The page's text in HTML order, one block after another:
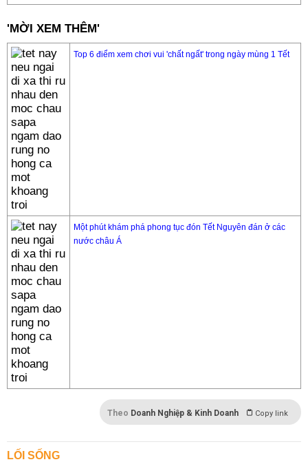
'MỜI XEM THÊM'
Top 6 điểm xem chơi vui 'chất ngất' trong ngày mùng 1 Tết
Một phút khám phá phong tục đón Tết Nguyên đán ở các
nước châu Á
Theo Doanh Nghiệp & Kinh Doanh Copy link
LỐI SỐNG